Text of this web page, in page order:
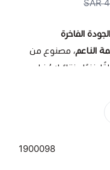
40
الفاخرة
الناعم، مصنوع من
غنيًا ونقاءً لا يُضاهى.
في المشروبات
والكعك بمذاق متوازن
مرغوبة، للحصول على
,
1900098